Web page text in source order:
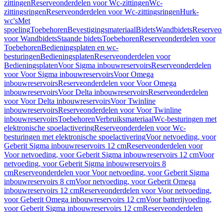
zittingenReserveonderdelen voor Wc-zittingenWc-
zittingsringenReserveonderdelen voor Wc-zittingsringenHurk-
wc'sMet
spoelingToebehorenBevestigingsmateriaalBidetsWandbidets
voor WandbidetsStaande bidetsToebehorenReserveonderdelen voor
ToebehorenBedieningsplaten en wc-
besturingenBedieningsplatenReserveonderdelen voor
BedieningsplatenVoor Sigma inbouwreservoirsReserveonderdelen
voor Voor Sigma inbouwreservoirsVoor Omega
inbouwreservoirsReserveonderdelen voor Voor Omega
inbouwreservoirsVoor Delta inbouwreservoirsReserveonderdelen
voor Voor Delta inbouwreservoirsVoor Twinline
inbouwreservoirsReserveonderdelen voor Voor Twinline
inbouwreservoirsToebehorenVerbruiksmateriaalWc-besturingen met
elektronische spoelactiveringReserveonderdelen voor Wc-
besturingen met elektronische spoelactiveringVoor netvoeding, voor
Geberit Sigma inbouwreservoirs 12 cmReserveonderdelen voor
Voor netvoeding, voor Geberit Sigma inbouwreservoirs 12 cmVoor
netvoeding, voor Geberit Sigma inbouwreservoirs 8
cmReserveonderdelen voor Voor netvoeding, voor Geberit Sigma
inbouwreservoirs 8 cmVoor netvoeding, voor Geberit Omega
inbouwreservoirs 12 cmReserveonderdelen voor Voor netvoeding,
voor Geberit Omega inbouwreservoirs 12 cmVoor batterijvoeding,
voor Geberit Sigma inbouwreservoirs 12 cmReserveonderdelen